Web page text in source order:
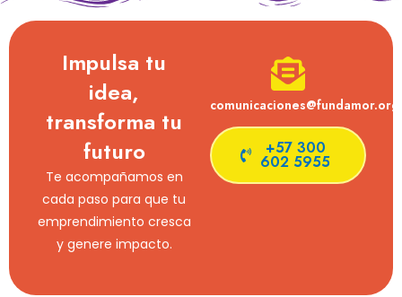
Impulsa tu
idea,
transforma tu
futuro
Te acompañamos en
cada paso para que tu
emprendimiento cresca
y genere impacto.
comunicaciones@fundamor.org
+57 300
602 5955